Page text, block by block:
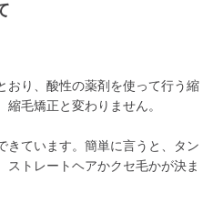
おり、酸性の薬剤を使って行う縮
毛矯正と変わりません。
きています。簡単に言うと、タン
ストレートヘアかクセ毛かが決ま